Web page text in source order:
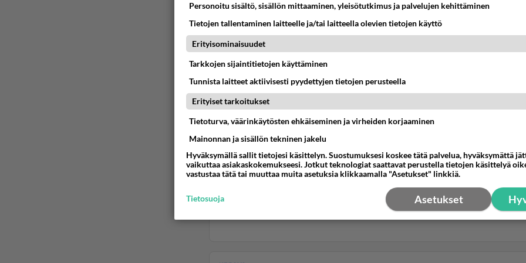
Personoitu sisältö, sisällön mittaaminen, yleisötutkimus ja palvelujen kehittäminen
Tietojen tallentaminen laitteelle ja/tai laitteella olevien tietojen käyttö
Erityisominaisuudet
Tarkkojen sijaintitietojen käyttäminen
Tunnista laitteet aktiivisesti pyydettyjen tietojen perusteella
Erityiset tarkoitukset
Tietoturva, väärinkäytösten ehkäiseminen ja virheiden korjaaminen
Mainonnan ja sisällön tekninen jakelu
Hyväksymällä sallit tietojesi käsittelyn. Suostumuksesi koskee tätä palvelua, hyväksymättä
vaikuttaa asiakaskokemukseesi. Jotkut teknologiat saattavat perustella tietojen käsittelyä
vastustaa tätä tai muuttaa muita asetuksia klikkaamalla "Asetukset" linkkiä.
Asetukset
Tietosuoja